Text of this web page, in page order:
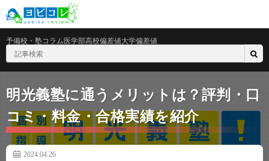
予備校・塾コラム医学部高校偏差値大学偏差値
明光義塾に通うメリットは？評判・口
コミ・料金・合格実績を紹介
2024.04.26